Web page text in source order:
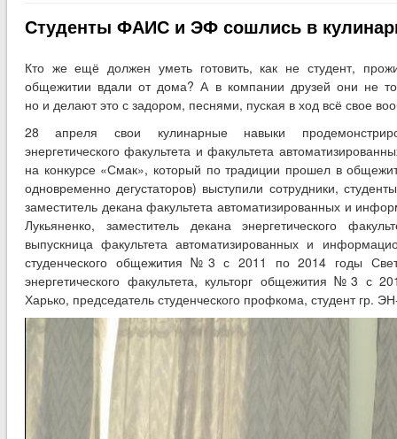
Студенты ФАИС и ЭФ сошлись в
Кто же ещё должен уметь готовить, как не студент,
общежитии вдали от дома? А в компании друзей они не
но и делают это с задором, песнями, пуская в ход всё свое
28 апреля свои кулинарные навыки
энергетического факультета и факультета
на конкурсе «Смак», который по традиции прошел в
одновременно дегустаторов) выступили сотрудники,
заместитель декана факультета автоматизированных и
Лукьяненко, заместитель декана энергетического
выпускница факультета автоматизированных и
студенческого общежития №3 с 2011 по 2014 годы
энергетического факультета, культорг общежития №3 с
Харько, председатель студенческого профкома, студент гр.